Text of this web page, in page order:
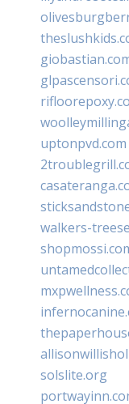
uptonpvd.com
walkers-
solslite.org